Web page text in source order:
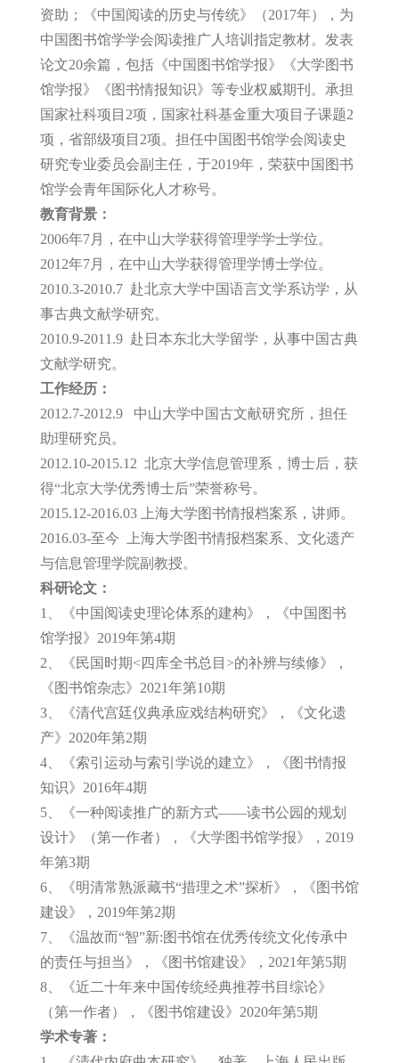
资助；《中国阅读的历史与传统》（2017年），为
中国图书馆学学会阅读推广人培训指定教材。发表
论文20余篇，包括《中国图书馆学报》《大学图书
馆学报》《图书情报知识》等专业权威期刊。承担
国家社科项目2项，国家社科基金重大项目子课题2
项，省部级项目2项。担任中国图书馆学会阅读史
研究专业委员会副主任，于2019年，荣获中国图书
馆学会青年国际化人才称号。
教育背景：
2006年7月，在中山大学获得管理学学士学位。
2012年7月，在中山大学获得管理学博士学位。
2010.3-2010.7 赴北京大学中国语言文学系访学，从
事古典文献学研究。
2010.9-2011.9 赴日本东北大学留学，从事中国古典
文献学研究。
工作经历：
2012.7-2012.9 中山大学中国古文献研究所，担任
助理研究员。
2012.10-2015.12 北京大学信息管理系，博士后，获
得“北京大学优秀博士后”荣誉称号。
2015.12-2016.03 上海大学图书情报档案系，讲师。
2016.03-至今 上海大学图书情报档案系、文化遗产
与信息管理学院副教授。
科研论文：
1、《中国阅读史理论体系的建构》，《中国图书
馆学报》2019年第4期
2、《民国时期<四库全书总目>的补辨与续修》，
《图书馆杂志》2021年第10期
3、《清代宫廷仪典承应戏结构研究》，《文化遗
产》2020年第2期
4、《索引运动与索引学说的建立》，《图书情报
知识》2016年4期
5、《一种阅读推广的新方式——读书公园的规划
设计》（第一作者），《大学图书馆学报》，2019
年第3期
6、《明清常熟派藏书“措理之术”探析》，《图书馆
建设》，2019年第2期
7、《温故而“智”新:图书馆在优秀传统文化传承中
的责任与担当》，《图书馆建设》，2021年第5期
8、《近二十年来中国传统经典推荐书目综论》
（第一作者），《图书馆建设》2020年第5期
学术专著：